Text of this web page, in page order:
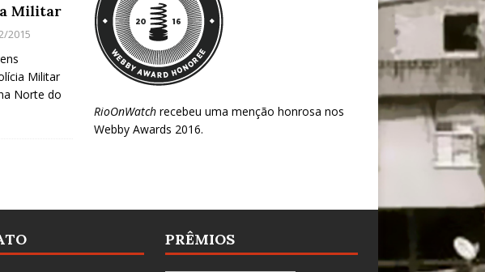
Militar
2015
Militar
Norte do
RioOnWatchrecebeu uma menção honrosa nos
Webby Awards 2016.
PRÊMIOS